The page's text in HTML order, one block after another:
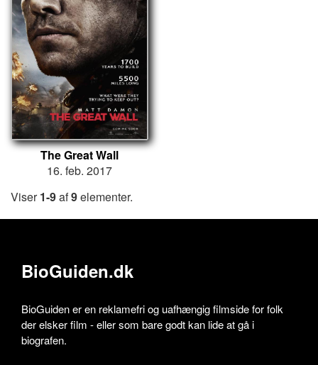
The Great Wall
16. feb. 2017
Viser1-9af9elementer.
BioGuiden.dk
BioGuiden er en reklamefri og uafhængig filmside for folk
der elsker film - eller som bare godt kan lide at gå i
biografen.